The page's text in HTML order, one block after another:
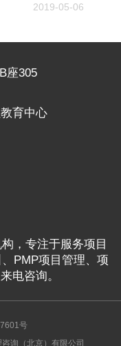
2019-05-06
座305
育中心
，专注于服务项目
、PMP项目管理、项
电咨询。
号
询（北京）有限公司